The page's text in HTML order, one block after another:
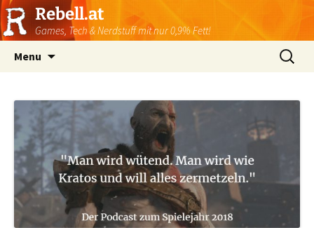
Rebell.at
Games, Tech & Nerdstuff mit nur 0,9% Fett!
Menu
Suchen
nach: